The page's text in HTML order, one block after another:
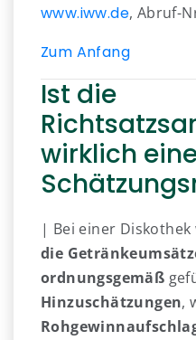
www.iww.de, Abruf-
Zum Anfang
Ist die
wirklich
| Bei einer Diskothek
die
ordnungsgemäß
Hinzuschätzungen,